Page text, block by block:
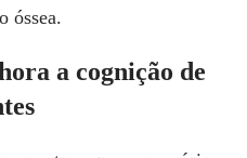
óssea.
a cognição de